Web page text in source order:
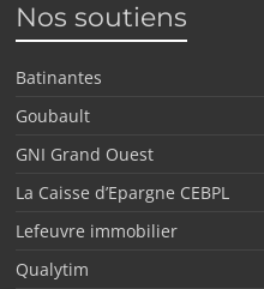
Nos soutiens
Batinantes
Goubault
GNI Grand Ouest
La Caisse d’Epargne CEBPL
Lefeuvre immobilier
Qualytim